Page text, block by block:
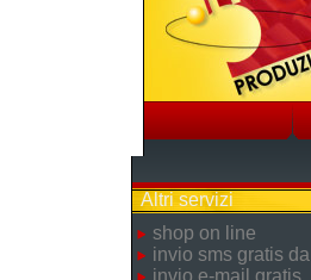
Altri servizi
shop on line
invio sms gratis
invio e-mail gratis